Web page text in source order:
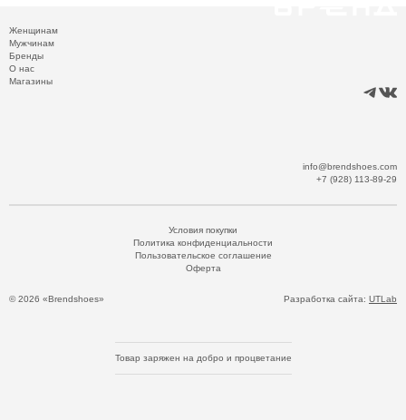
Женщинам
Мужчинам
Бренды
О нас
Магазины
info@brendshoes.com
+7 (928) 113-89-29
© 2026 «Brendshoes»
Условия покупки
Политика конфиденциальности
Пользовательское соглашение
Оферта
Разработка сайта: UTLab
Товар заряжен на добро и процветание